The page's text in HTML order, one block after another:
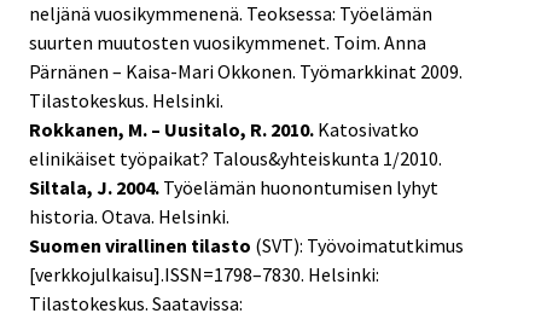
neljänä vuosikymmenenä. Teoksessa: Työelämän
suurten muutosten vuosikymmenet. Toim. Anna
Pärnänen – Kaisa-Mari Okkonen. Työmarkkinat 2009.
Tilastokeskus. Helsinki.
Rokkanen, M. – Uusitalo, R. 2010. Katosivatko
elinikäiset työpaikat? Talous&yhteiskunta 1/2010.
Siltala, J. 2004. Työelämän huonontumisen lyhyt
historia. Otava. Helsinki.
Suomen virallinen tilasto (SVT): Työvoimatutkimus
[verkkojulkaisu].ISSN=1798–7830. Helsinki:
Tilastokeskus. Saatavissa: